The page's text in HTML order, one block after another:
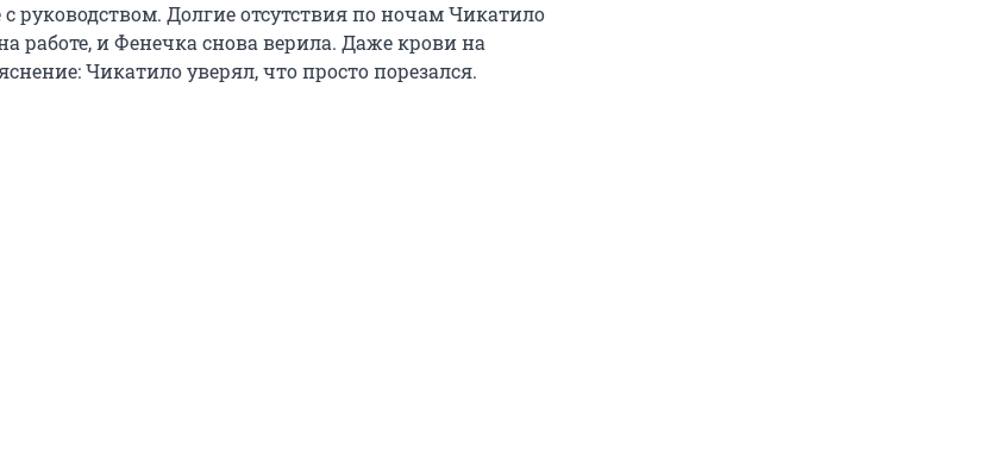
руководством. Долгие отсутствия по ночам Чикатило
работе, и Фенечка снова верила. Даже крови на
Чикатило уверял, что просто порезался.